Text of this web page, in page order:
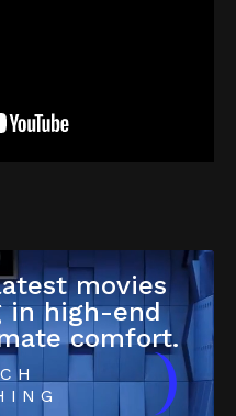
movies
in high-end
comfort.
)